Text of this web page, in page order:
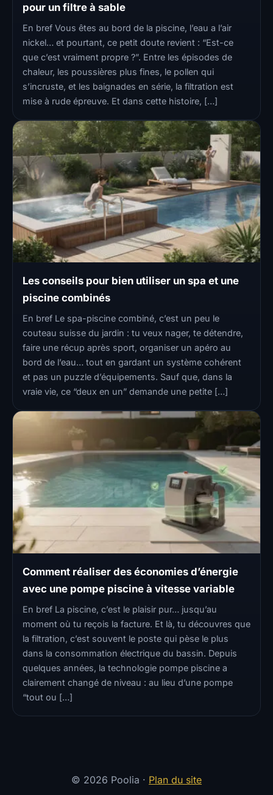
pour un filtre à sable
En bref Vous êtes au bord de la piscine, l’eau a l’air
nickel… et pourtant, ce petit doute revient : “Est-ce
que c’est vraiment propre ?”. Entre les épisodes de
chaleur, les poussières plus fines, le pollen qui
s’incruste, et les baignades en série, la filtration est
mise à rude épreuve. Et dans cette histoire, […]
Les conseils pour bien utiliser un spa et une
piscine combinés
En bref Le spa-piscine combiné, c’est un peu le
couteau suisse du jardin : tu veux nager, te détendre,
faire une récup après sport, organiser un apéro au
bord de l’eau… tout en gardant un système cohérent
et pas un puzzle d’équipements. Sauf que, dans la
vraie vie, ce “deux en un” demande une petite […]
Comment réaliser des économies d’énergie
avec une pompe piscine à vitesse variable
En bref La piscine, c’est le plaisir pur… jusqu’au
moment où tu reçois la facture. Et là, tu découvres que
la filtration, c’est souvent le poste qui pèse le plus
dans la consommation électrique du bassin. Depuis
quelques années, la technologie pompe piscine a
clairement changé de niveau : au lieu d’une pompe
“tout ou […]
© 2026 Poolia · Plan du site